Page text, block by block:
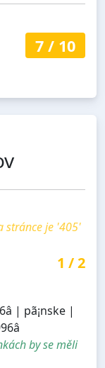
7/ 10
stránce je '405'
1 /2
| pã¡nske |
by se měli